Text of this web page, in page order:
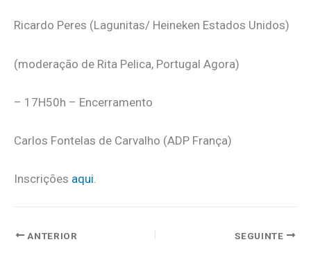
Ricardo Peres (Lagunitas/ Heineken Estados Unidos)
(moderação de Rita Pelica, Portugal Agora)
– 17H50h – Encerramento
Carlos Fontelas de Carvalho (ADP França)
Inscrições aqui.
ANTERIOR SEGUINTE